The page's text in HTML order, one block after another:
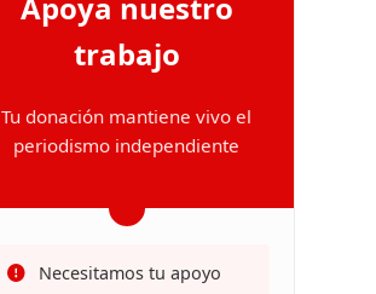
trabajo
Tu donación mantiene vivo el
periodismo independiente
Necesitamos tu apoyo